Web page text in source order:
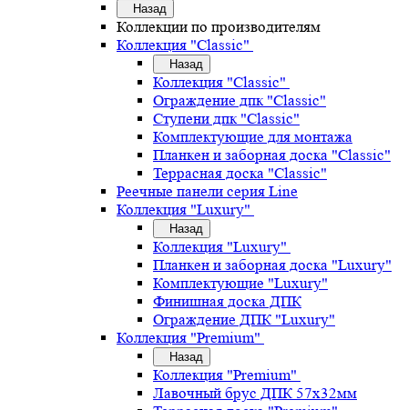
Назад
Коллекции по производителям
Коллекция "Classic"
Назад
Коллекция "Classic"
Ограждение дпк "Classic"
Ступени дпк "Classic"
Комплектующие для монтажа
Планкен и заборная доска "Classic"
Террасная доска "Classic"
Реечные панели серия Line
Коллекция "Luxury"
Назад
Коллекция "Luxury"
Планкен и заборная доска "Luxury"
Комплектующие "Luxury"
Финишная доска ДПК
Ограждение ДПК "Luxury"
Коллекция "Premium"
Назад
Коллекция "Premium"
Лавочный брус ДПК 57х32мм